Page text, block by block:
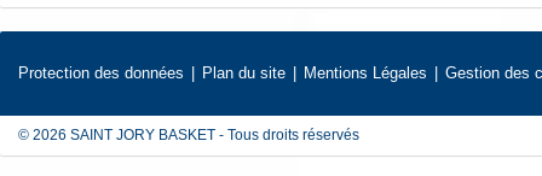
Protection des données Plan du site Mentions Légales Gestion des
© 2026 SAINT JORY BASKET - Tous droits réservés